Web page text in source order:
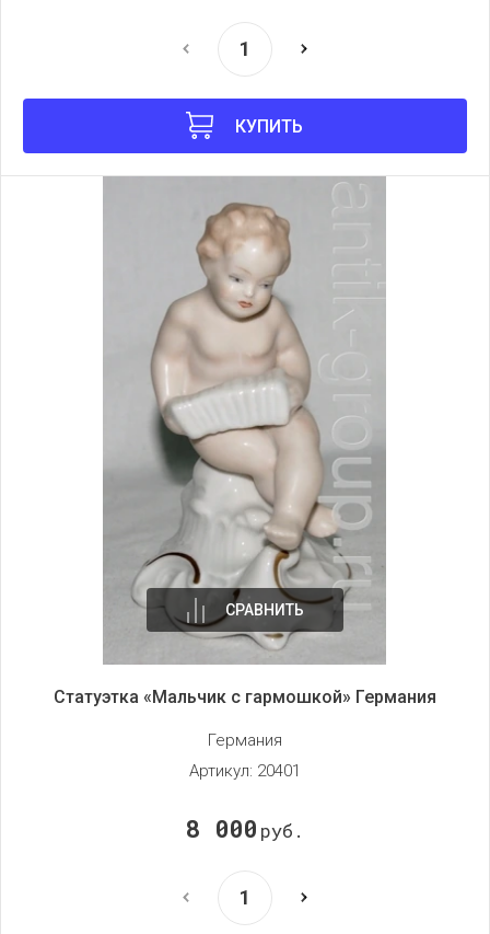
КУПИТЬ
СРАВНИТЬ
Статуэтка «Мальчик с гармошкой» Германия
Германия
Артикул: 20401
8 000 руб.